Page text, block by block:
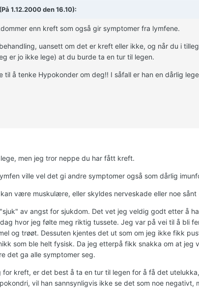
1.12.2000 den 16.10):
enn kreft som også gir symptomer fra lymfene.
uansett om det er kreft eller ikke, og når du i
er jo ikke lege) at du burde ta en tur til legen.
til å tenke Hypokonder om deg!! I såfall er han en dårlig
men jeg tror neppe du har fått kreft.
ville vel det gi andre symptomer også som dårlig
være muskulære, eller skyldes nerveskade eller noe sånt
av angst for sjukdom. Det vet jeg veldig godt etter å
hvor jeg følte meg riktig tussete. Jeg var på vei til å bli
og trøøt. Dessuten kjentes det ut som om jeg ikke fikk
som ble helt fysisk. Da jeg etterpå fikk snakka om at jeg
det ga alle symptomer seg.
for kreft, er det best å ta en tur til legen for å få det
vil han sannsynligvis ikke se det som noe negativt,